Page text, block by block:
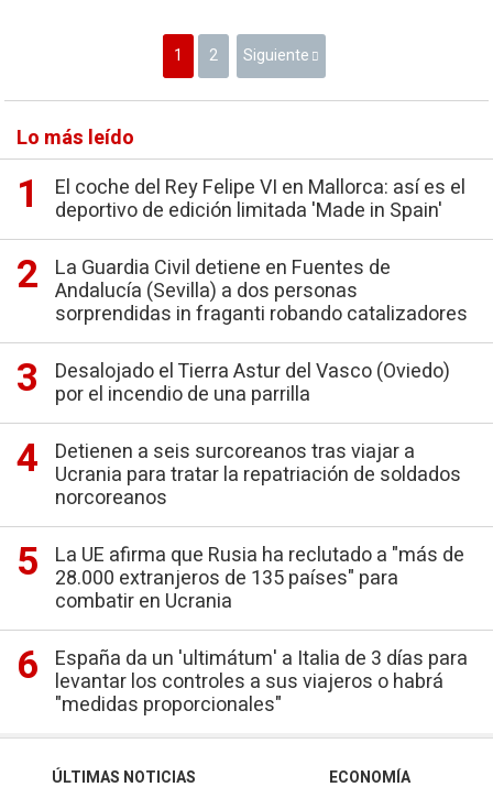
1 2 Siguiente
Lo más leído
El coche del Rey Felipe VI en Mallorca: así es el
deportivo de edición limitada 'Made in Spain'
La Guardia Civil detiene en Fuentes de
Andalucía (Sevilla) a dos personas
sorprendidas in fraganti robando catalizadores
Desalojado el Tierra Astur del Vasco (Oviedo)
por el incendio de una parrilla
Detienen a seis surcoreanos tras viajar a
Ucrania para tratar la repatriación de soldados
norcoreanos
La UE afirma que Rusia ha reclutado a "más de
28.000 extranjeros de 135 países" para
combatir en Ucrania
España da un 'ultimátum' a Italia de 3 días para
levantar los controles a sus viajeros o habrá
"medidas proporcionales"
ÚLTIMAS NOTICIAS
ECONOMÍA